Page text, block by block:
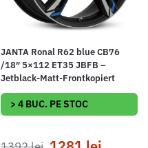
JANTA Ronal R62 blue CB76
/18″ 5×112 ET35 JBFB –
Jetblack-Matt-Frontkopiert
> 4 BUC. PE STOC